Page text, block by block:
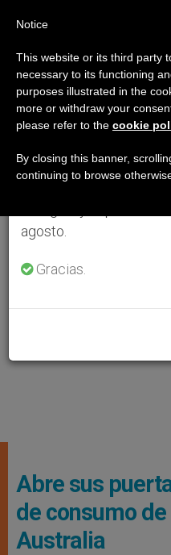
Abre sus
de consumo
Australia
Aviso
Del 27 de julio al 7
anual, aprovechando
se generan menos
agosto.
Gracias.
Notice
This website or its third party
necessary to its functioning
purposes illustrated in the
more or withdraw your
please refer to the cookie
By closing this banner,
continuing to browse